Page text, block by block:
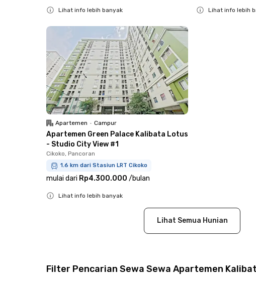
Lihat info lebih banyak Lihat info lebih
Apartemen • Campur
Apartemen Green Palace Kalibata Lotus
- Studio City View #1
Cikoko, Pancoran
1.6 km dari Stasiun LRT Cikoko
mulai dari Rp4.300.000 /bulan
Lihat info lebih banyak
Lihat Semua Hunian
Filter Pencarian Sewa Sewa Apartemen